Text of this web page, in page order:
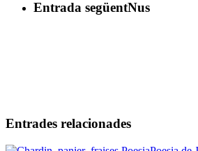
Entrada següentNus
Entrades relacionades